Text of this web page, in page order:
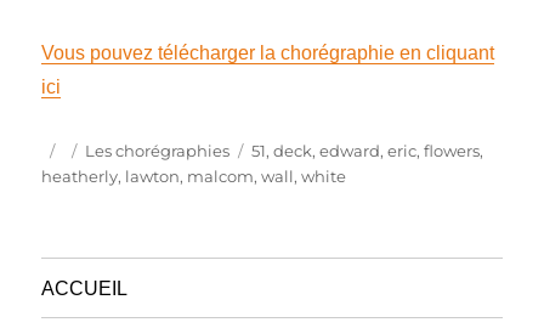
Vous pouvez télécharger la chorégraphie en cliquant
ici
Publié
le
Catégories
Les chorégraphies Étiquettes
51,deck,edward,eric,flowers,
heatherly, lawton, malcom,wall,white
ACCUEIL